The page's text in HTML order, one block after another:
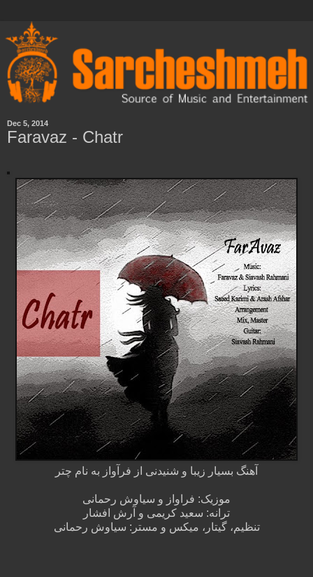
Dec 5, 2014
Faravaz - Chatr
آهنگ بسیار زیبا و شنیدنی از فرآواز به نام چتر
موزیک: فراواز و سیاوش رحمانی
ترانه: سعید کریمی و آرش افشار
تنظیم، گیتار، میکس و مستر: سیاوش رحمانی